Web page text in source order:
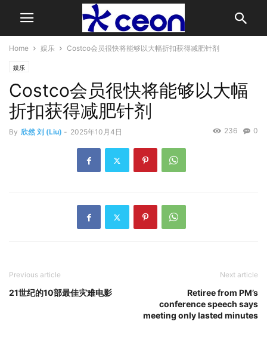
Home 娱乐 Costco会员很快将能够以大幅折扣获得减肥针剂
娱乐
Costco会员很快将能够以大幅
折扣获得减肥针剂
By 欣然 刘 (Liu) - 2025年10月4日 0
236
Previous article
21世纪的10部最佳灾难电影
Next article
Retiree from PM’s
conference speech says
meeting only lasted minutes